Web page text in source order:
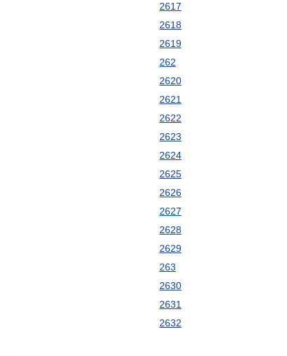
2617
2618
2619
262
2620
2621
2622
2623
2624
2625
2626
2627
2628
2629
263
2630
2631
2632